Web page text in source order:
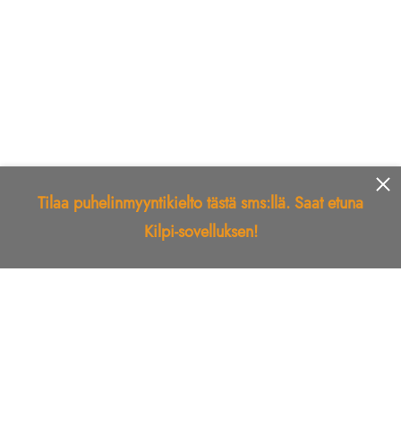
Tilaa puhelinmyyntikielto tästä sms:llä. Saat etuna
Kilpi-sovelluksen!